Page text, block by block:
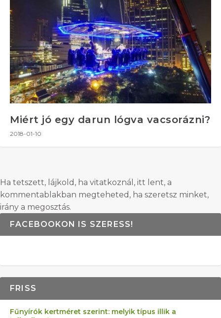
Miért jó egy darun lógva vacsorázni?
2018-01-10
Ha tetszett, lájkold, ha vitatkoznál, itt lent, a
kommentablakban megteheted, ha szeretsz minket,
irány a megosztás.
FACEBOOKON IS SZERESS!
FRISS
Fűnyírók kertméret szerint: melyik típus illik a